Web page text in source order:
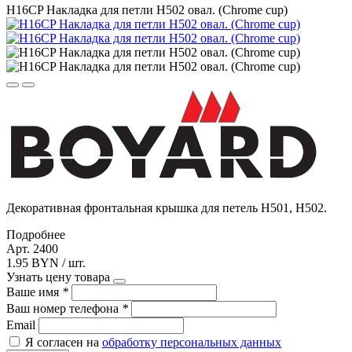
H16CP Накладка для петли Н502 овал. (Chrome cup)
Декоративная фронтальная крышка для петель H501, H502.
Подробнее
Арт. 2400
1.95 BYN / шт.
Узнать цену товара
Ваше имя *
Ваш номер телефона *
Email
Я согласен на обработку персональных данных